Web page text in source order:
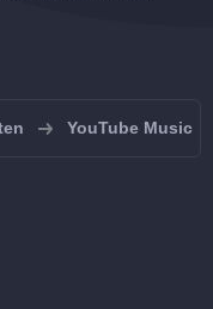
YouTube Music